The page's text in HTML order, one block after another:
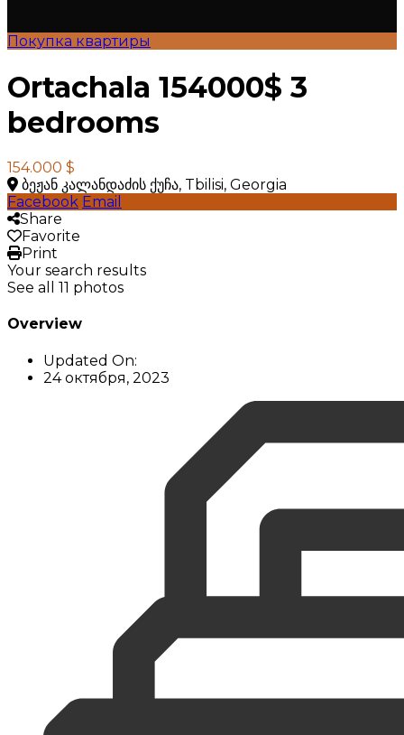
Покупка квартиры
Ortachala 154000$ 3
bedrooms
154.000 $
ბეჟან კალანდაძის ქუჩა, Tbilisi, Georgia
Facebook Email
Share
Favorite
Print
Your search results
See all 11 photos
Overview
Updated On:
24 октября, 2023